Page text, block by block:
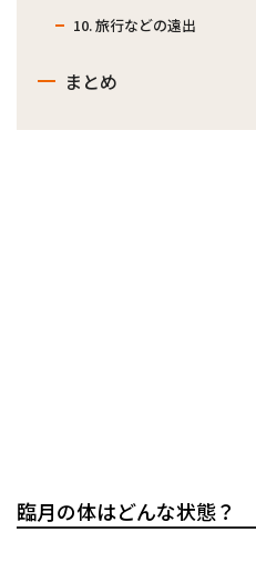
10. 旅行などの遠出
まとめ
臨月の体はどんな状態？